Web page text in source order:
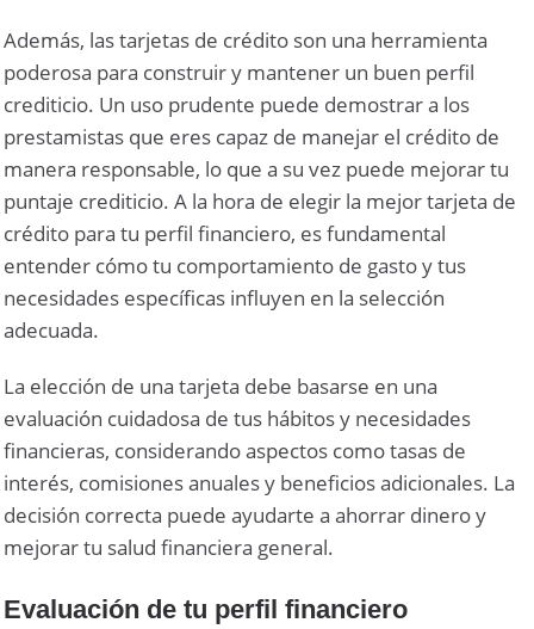
Además, las tarjetas de crédito son una herramienta
poderosa para construir y mantener un buen perfil
crediticio. Un uso prudente puede demostrar a los
prestamistas que eres capaz de manejar el crédito de
manera responsable, lo que a su vez puede mejorar tu
puntaje crediticio. A la hora de elegir la mejor tarjeta de
crédito para tu perfil financiero, es fundamental
entender cómo tu comportamiento de gasto y tus
necesidades específicas influyen en la selección
adecuada.
La elección de una tarjeta debe basarse en una
evaluación cuidadosa de tus hábitos y necesidades
financieras, considerando aspectos como tasas de
interés, comisiones anuales y beneficios adicionales. La
decisión correcta puede ayudarte a ahorrar dinero y
mejorar tu salud financiera general.
Evaluación de tu perfil financiero